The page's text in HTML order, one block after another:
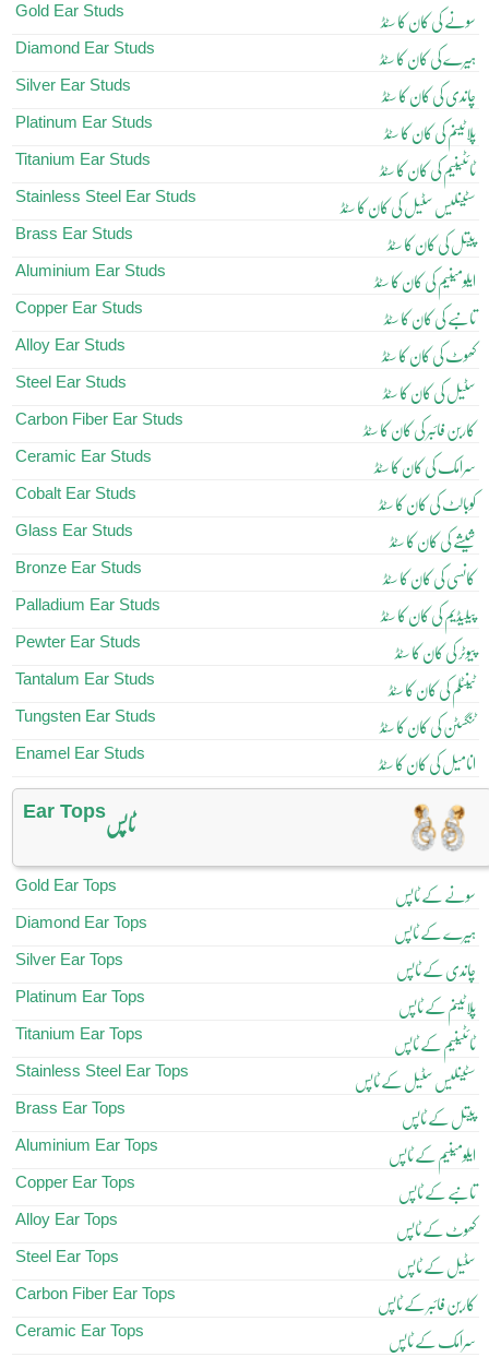
Gold Ear Studs سونے کی کان کا سٹڈ
Diamond Ear Studs ہیرے کی کان کا سٹڈ
Silver Ear Studs چاندی کی کان کا سٹڈ
Platinum Ear Studs پلاٹینم کی کان کا سٹڈ
Titanium Ear Studs ٹائٹینیم کی کان کا سٹڈ
Stainless Steel Ear Studs سٹینلیس سٹیل کی کان کا سٹڈ
Brass Ear Studs پیتل کی کان کا سٹڈ
Aluminium Ear Studs ایلومینیم کی کان کا سٹڈ
Copper Ear Studs تانبے کی کان کا سٹڈ
Alloy Ear Studs کھوٹ کی کان کا سٹڈ
Steel Ear Studs سٹیل کی کان کا سٹڈ
Carbon Fiber Ear Studs کاربن فائبر کی کان کا سٹڈ
Ceramic Ear Studs سرامک کی کان کا سٹڈ
Cobalt Ear Studs کوبالٹ کی کان کا سٹڈ
Glass Ear Studs شیشے کی کان کا سٹڈ
Bronze Ear Studs کانسی کی کان کا سٹڈ
Palladium Ear Studs پیلیڈیم کی کان کا سٹڈ
Pewter Ear Studs پیوٹر کی کان کا سٹڈ
Tantalum Ear Studs ٹینٹلم کی کان کا سٹڈ
Tungsten Ear Studs ٹنگسٹن کی کان کا سٹڈ
Enamel Ear Studs انامیل کی کان کا سٹڈ
Ear Topsٹاپس
Gold Ear Tops سونے کے ٹاپس
Diamond Ear Tops ہیرے کے ٹاپس
Silver Ear Tops چاندی کے ٹاپس
Platinum Ear Tops پلاٹینم کے ٹاپس
Titanium Ear Tops ٹائٹینیم کے ٹاپس
Stainless Steel Ear Tops سٹینلیس سٹیل کے ٹاپس
Brass Ear Tops پیتل کے ٹاپس
Aluminium Ear Tops ایلومینیم کے ٹاپس
Copper Ear Tops تانبے کے ٹاپس
Alloy Ear Tops کھوٹ کے ٹاپس
Steel Ear Tops سٹیل کے ٹاپس
Carbon Fiber Ear Tops کاربن فائبر کے ٹاپس
Ceramic Ear Tops سرامک کے ٹاپس